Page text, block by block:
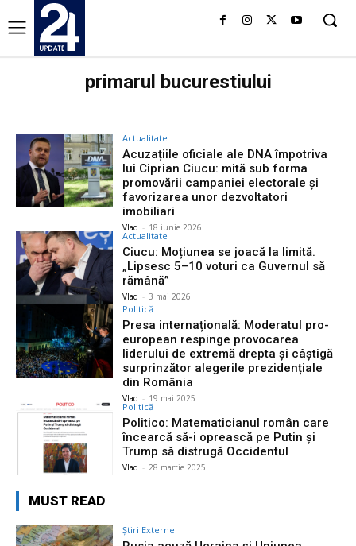
primarul bucurestiului
Actualitate
Acuzațiile oficiale ale DNA împotriva
lui Ciprian Ciucu: mită sub forma
promovării campaniei electorale și
favorizarea unor dezvoltatori
imobiliari
Vlad - 18 iunie 2026
Actualitate
Ciucu: Moțiunea se joacă la limită.
„Lipsesc 5–10 voturi ca Guvernul să
rămână”
Vlad - 3 mai 2026
Politică
Presa internațională: Moderatul pro-
european respinge provocarea
liderului de extremă drepta și câștigă
surprinzător alegerile prezidențiale
din România
Vlad - 19 mai 2025
Politică
Politico: Matematicianul român care
încearcă să-i oprească pe Putin și
Trump să distrugă Occidentul
Vlad - 28 martie 2025
MUST READ
Știri Externe